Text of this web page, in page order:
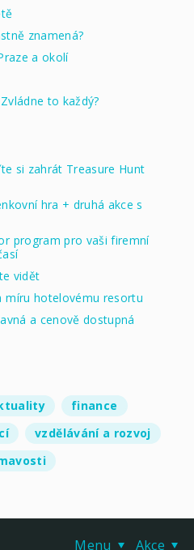
znamená?
a okolí
to každý?
si zahrát Treasure Hunt
hra + druhá akce s
program pro vaši firemní
vidět
míru hotelovému resortu
a cenově dostupná
finance
vzdělávání a rozvoj
Menu Akce